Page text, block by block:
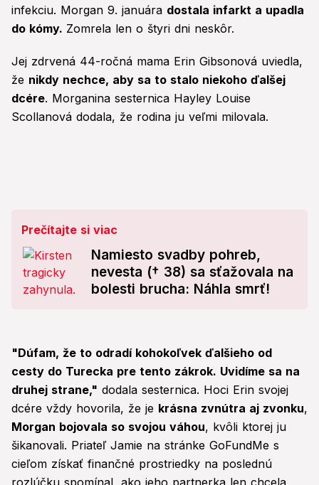
infekciu. Morgan 9. januára dostala infarkt a upadla
do kómy. Zomrela len o štyri dni neskôr.
Jej zdrvená 44-ročná mama Erin Gibsonová uviedla,
že nikdy nechce, aby sa to stalo niekoho ďalšej
dcére. Morganina sesternica Hayley Louise
Scollanová dodala, že rodina ju veľmi milovala.
Prečítajte si viac
Namiesto svadby pohreb,
nevesta († 38) sa sťažovala na
bolesti brucha: Náhla smrť!
"Dúfam, že to odradí kohokoľvek ďalšieho od
cesty do Turecka pre tento zákrok. Uvidíme sa na
druhej strane," dodala sesternica. Hoci Erin svojej
dcére vždy hovorila, že je krásna zvnútra aj zvonku,
Morgan bojovala so svojou váhou, kvôli ktorej ju
šikanovali. Priateľ Jamie na stránke GoFundMe s
cieľom získať finančné prostriedky na poslednú